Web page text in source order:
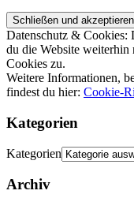
Datenschutz & Cookies:
du die Website weiterhin
Cookies zu.
Weitere Informationen,
findest du hier: Cookie-
Kategorien
Kategorien
Archiv